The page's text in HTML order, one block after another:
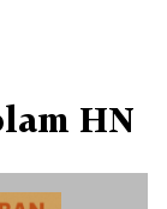
HN